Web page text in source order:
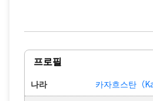
프로필
나라 카자흐스탄（